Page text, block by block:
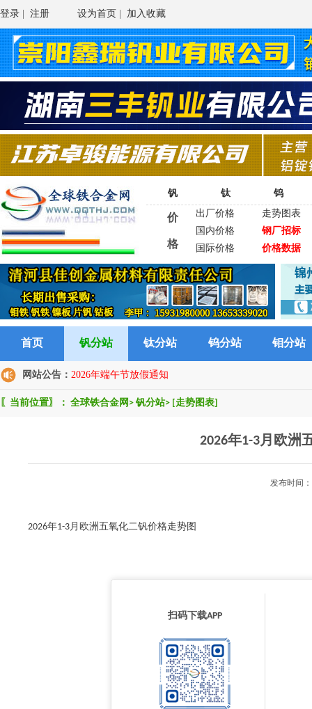
登录 注册 设为首页 加入收藏
钒 钛 钨
价
格
出厂价格
走势图表
国内价格
钢厂招标
国际价格
价格数据
首页 钒分站 钛分站 钨分站 钼分站
网站公告： 2026年端午节放假通知
〖当前位置〗： 全球铁合金网 > 钒分站> [走势图表]
2026年1-3月欧洲
发布时间
2026年1-3月欧洲五氧化二钒价格走势图
扫码下载APP